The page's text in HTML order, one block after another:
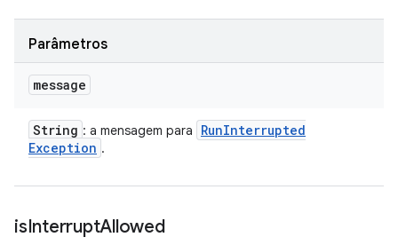
Parâmetros
message
String : a mensagem para RunInterrupted
Exception .
isInterruptAllowed